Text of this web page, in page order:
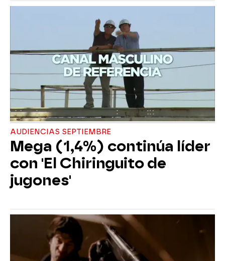
AUDIENCIAS SEPTIEMBRE
Mega (1,4%) continúa líder
con 'El Chiringuito de
jugones'